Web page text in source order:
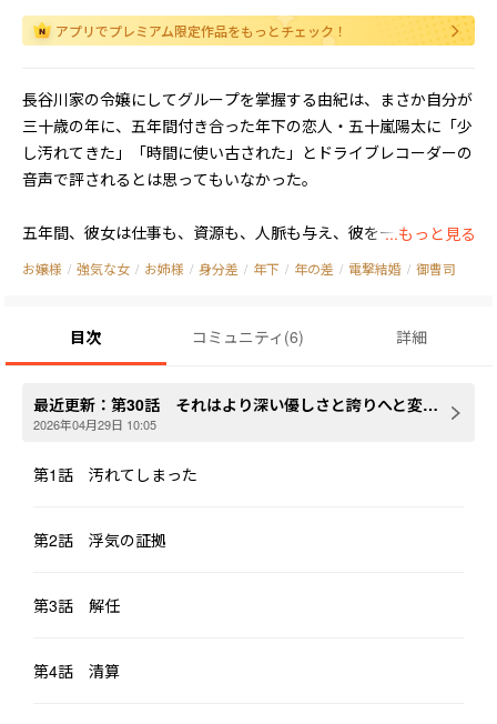
アプリでプレミアム限定作品をもっとチェック！
長谷川家の令嬢にしてグループを掌握する由紀は、まさか自分が
三十歳の年に、五年間付き合った年下の恋人・五十嵐陽太に「少
し汚れてきた」「時間に使い古された」とドライブレコーダーの
音声で評されるとは思ってもいなかった。
五年間、彼女は仕事も、資源も、人脈も与え、彼を一介の社員か
ら上の立場へと押し上げた。だが彼が返したのは、裏切りと録音
由紀は冷静に別れ、解職し、法的にも清算する。しかし彼はメデ
ィアの前で「名家に捨てられた一途な一般人」という物語を演じ
始め、安っぽい思い出の品まで差し出して見せる。
へと進み出る。彼はその滑稽なペンを受け取り、穏やかな声で、
すよ」
...もっと見る
お嬢様 / 強気な女 / お姉様 / 身分差 / 年下 / 年の差 / 電撃結婚 / 御曹司
目次 コミュニティ (6) 詳細
最近更新： 第30話 それはより深い優しさと誇りへと変わった
2026年04月29日 10:05
第1話 汚れてしまった
第2話 浮気の証拠
第3話 解任
第4話 清算